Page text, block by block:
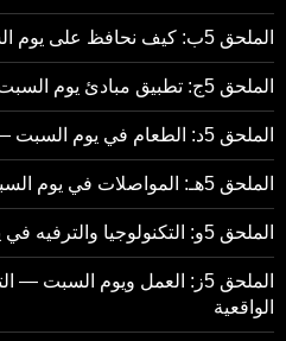
الملحق 5ب: كيف نحافظ على يوم السبت في العصر الحديث
الملحق 5ج: تطبيق مبادئ يوم السبت في الحياة اليومية
الملحق 5د: الطعام في يوم السبت — إرشادات عملية
الملحق 5هـ: المواصلات في يوم السبت
الملحق 5و: التكنولوجيا والترفيه في يوم السبت
الملحق 5ز: العمل ويوم السبت
الواقعية